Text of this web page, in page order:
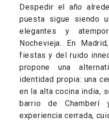
Despedir el año
puesta sigue siendo
elegantes y
Nochevieja. En
fiestas y del ruido
propone una
identidad propia: una
en la alta cocina india,
barrio de Chamberí
experiencia cerrada,